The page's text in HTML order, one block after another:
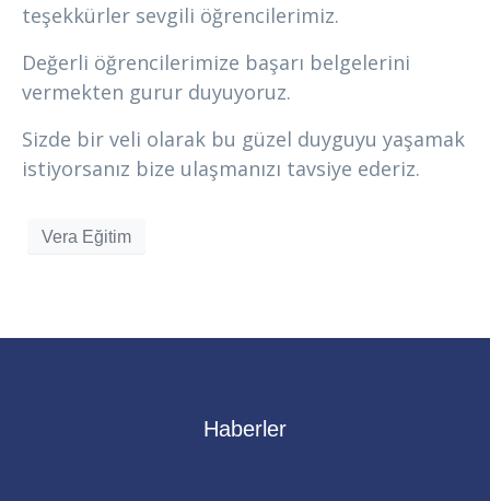
teşekkürler sevgili öğrencilerimiz.
Değerli öğrencilerimize başarı belgelerini
vermekten gurur duyuyoruz.
Sizde bir veli olarak bu güzel duyguyu yaşamak
istiyorsanız bize ulaşmanızı tavsiye ederiz.
Vera Eğitim
Haberler